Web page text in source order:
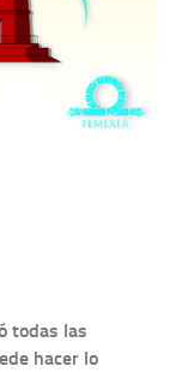
todas las
hacer lo